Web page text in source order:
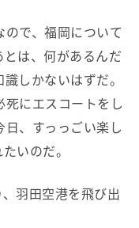
で、福岡について
は、何があるんだ
しかないはずだ。
にエスコートをし
、すっっごい楽し
いのだ。
羽田空港を飛び出